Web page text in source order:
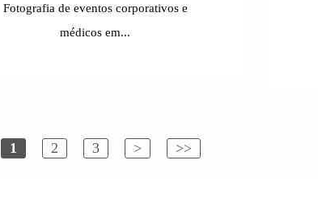
Fotografia de eventos corporativos e
médicos em...
1 2 3 > >>